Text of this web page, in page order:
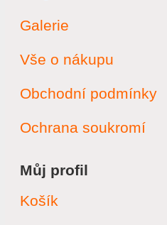
Galerie
Vše o nákupu
Obchodní podmínky
Ochrana soukromí
Můj profil
Košík